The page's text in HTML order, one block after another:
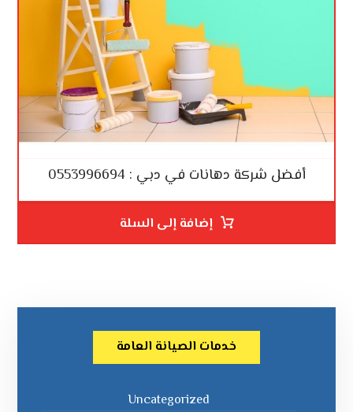
أفضل شركة دهانات في دبي : 0553996694
إضافة إلى السلة
خدمات الصيانة العامة
Uncategorized